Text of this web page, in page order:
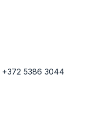
+372 5386 3044